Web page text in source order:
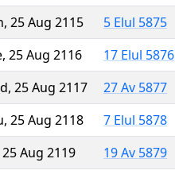
25 Aug 2115
5 Elul 5875
25 Aug 2116
17 Elul 5876
25 Aug 2117
27 Av 5877
25 Aug 2118
7 Elul 5878
25 Aug 2119
19 Av 5879